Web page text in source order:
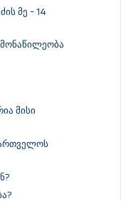
მე – 14
მონაწილეობა
მისი